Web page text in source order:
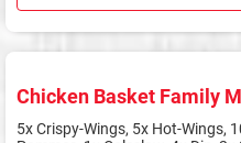
Chicken Basket Family
5x Crispy-Wings, 5x Hot-Wings,